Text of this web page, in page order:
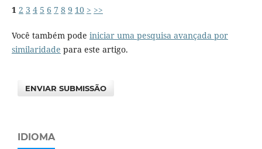
1 2 3 4 5 6 7 8 9 10 > >>
Você também pode iniciar uma pesquisa avançada por
similaridade para este artigo.
ENVIAR SUBMISSÃO
IDIOMA